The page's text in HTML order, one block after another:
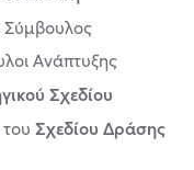
Σύμβουλος
Ανάπτυξης
Σχεδίου
του Σχεδίου Δράσης